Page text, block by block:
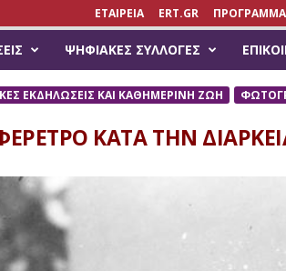
ΕΤΑΙΡΕΙΑ ERT.GR ΠΡΟΓΡΑΜΜΑ
ΨΗΦΙΑΚΈΣ ΣΥΛΛΟΓΈΣ
ΕΚΔΗΛΩΣΕΙΣ ΚΑΙ ΚΑΘΗΜΕΡΙΝΗ ΖΩΗ
ΚΑΤΑ ΤΗΝ